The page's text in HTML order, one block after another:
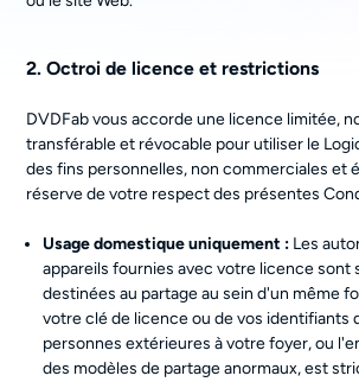
2. Octroi de licence et restrictions
DVDFab vous accorde une licence limitée,
transférable et révocable pour utiliser le
des fins personnelles, non commerciales et
réserve de votre respect des présentes
Usage domestique uniquement : Les
appareils fournies avec votre licence
destinées au partage au sein d'un même
votre clé de licence ou de vos identifiants
personnes extérieures à votre foyer, ou
des modèles de partage anormaux, est